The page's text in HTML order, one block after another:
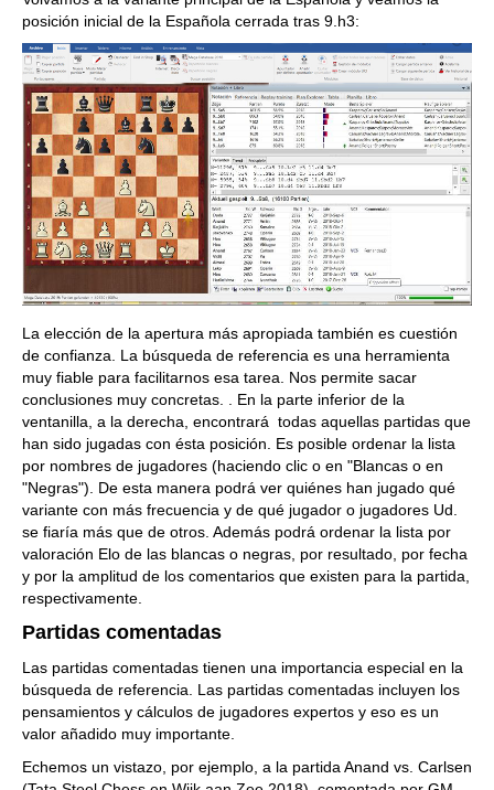
posición inicial de la Española cerrada tras 9.h3:
La elección de la apertura más apropiada también es cuestión
de confianza. La búsqueda de referencia es una herramienta
muy fiable para facilitarnos esa tarea. Nos permite sacar
conclusiones muy concretas. . En la parte inferior de la
ventanilla, a la derecha, encontrará todas aquellas partidas que
han sido jugadas con ésta posición. Es posible ordenar la lista
por nombres de jugadores (haciendo clic o en "Blancas o en
"Negras"). De esta manera podrá ver quiénes han jugado qué
variante con más frecuencia y de qué jugador o jugadores Ud.
se fiaría más que de otros. Además podrá ordenar la lista por
valoración Elo de las blancas o negras, por resultado, por fecha
y por la amplitud de los comentarios que existen para la partida,
respectivamente.
Partidas comentadas
Las partidas comentadas tienen una importancia especial en la
búsqueda de referencia. Las partidas comentadas incluyen los
pensamientos y cálculos de jugadores expertos y eso es un
valor añadido muy importante.
Echemos un vistazo, por ejemplo, a la partida Anand vs. Carlsen